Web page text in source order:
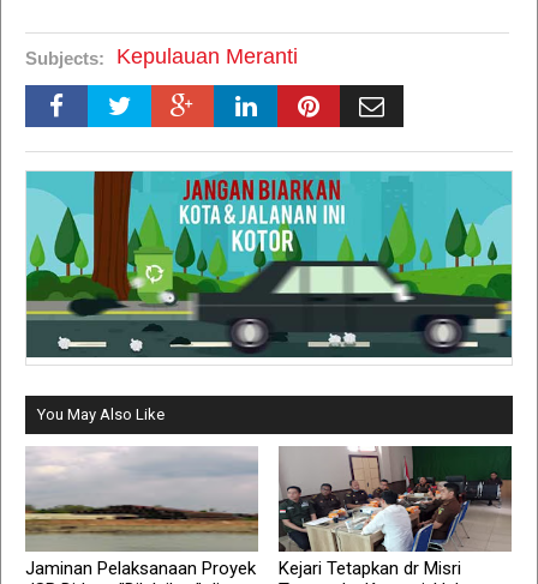
Subjects: Kepulauan Meranti
You May Also Like
Jaminan Pelaksanaan Proyek
Kejari Tetapkan dr Misri